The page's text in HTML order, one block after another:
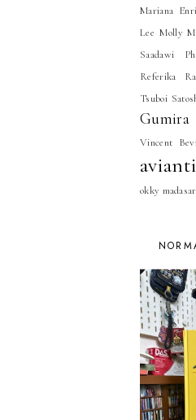
Mariana
Lee Molly
Saadawi
Referika
Tsuboi
Vincent
okky